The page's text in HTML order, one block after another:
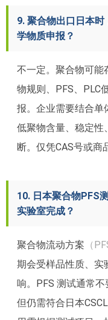
9. 聚合物出口日本
学物质申报？
不一定。聚合物可能
物规则、PFS、PLC
报。企业需要结合单
低聚物含量、稳定性
断。仅凭CAS号或商
10. 日本聚合物PFS
实验室完成？
聚合物流动方案 （
期会受样品性质、实
响。PFS 测试通常不
但仍需符合日本